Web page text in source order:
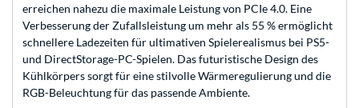
erreichen nahezu die maximale Leistung von PCIe 4.0. Eine
Verbesserung der Zufallsleistung um mehr als 55 % ermöglicht
schnellere Ladezeiten für ultimativen Spielerealismus bei PS5-
und DirectStorage-PC-Spielen. Das futuristische Design des
Kühlkörpers sorgt für eine stilvolle Wärmeregulierung und die
RGB-Beleuchtung für das passende Ambiente.